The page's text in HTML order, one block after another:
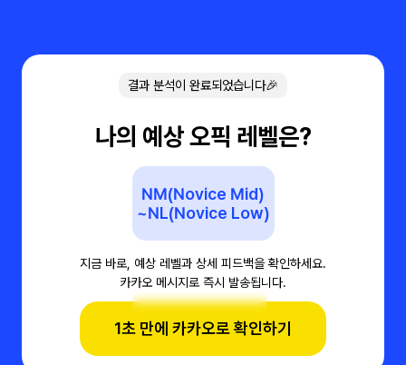
결과 분석이 완료되었습니다🎉
나의 예상 오픽 레벨은?
NM(Novice Mid)
~NL(Novice Low)
지금 바로, 예상 레벨과 상세 피드백을 확인하세요.
카카오 메시지로 즉시 발송됩니다.
1초 만에 카카오로 확인하기